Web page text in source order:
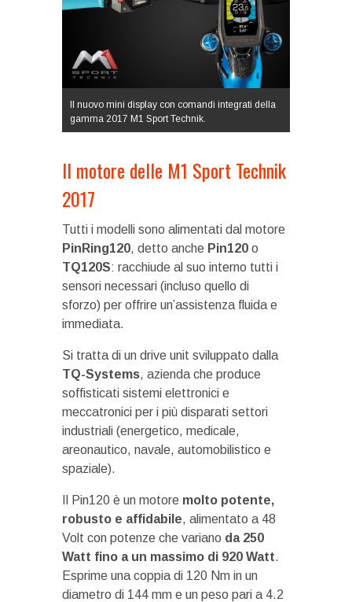
Il nuovo mini display con comandi integrati della
gamma 2017 M1 Sport Technik.
Il motore delle M1 Sport Technik
2017
Tutti i modelli sono alimentati dal motore
PinRing120, detto anche Pin120 o
TQ120S: racchiude al suo interno tutti i
sensori necessari (incluso quello di
sforzo) per offrire un’assistenza fluida e
immediata.
Si tratta di un drive unit sviluppato dalla
TQ-Systems, azienda che produce
soffisticati sistemi elettronici e
meccatronici per i più disparati settori
industriali (energetico, medicale,
areonautico, navale, automobilistico e
spaziale).
Il Pin120 è un motore molto potente,
robusto e affidabile, alimentato a 48
Volt con potenze che variano da 250
Watt fino a un massimo di 920 Watt.
Esprime una coppia di 120 Nm in un
diametro di 144 mm e un peso pari a 4.2